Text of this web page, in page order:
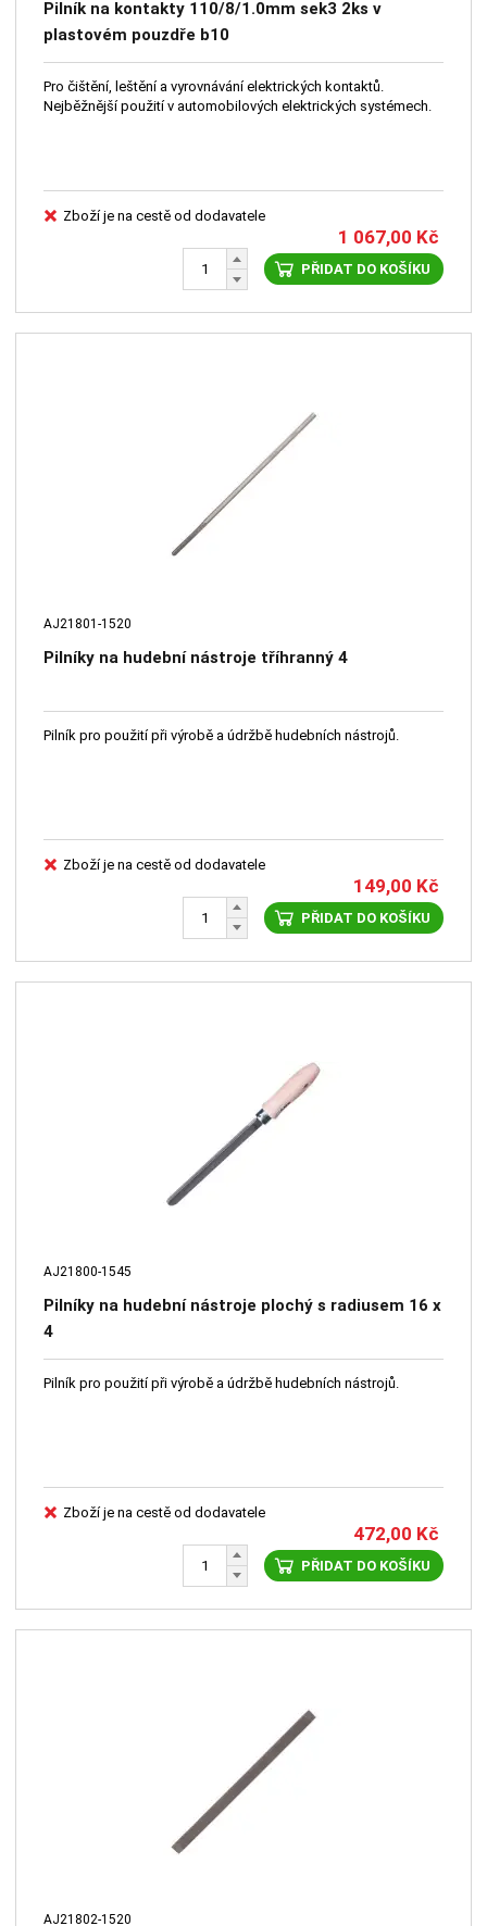
Pilník na kontakty 110/8/1.0mm sek3 2ks v
plastovém pouzdře b10
Pro čištění, leštění a vyrovnávání elektrických kontaktů.
Nejběžnější použití v automobilových elektrických systémech.
Zboží je na cestě od dodavatele
1 067,00 Kč
PŘIDAT DO KOŠÍKU
AJ21801-1520
Pilníky na hudební nástroje tříhranný 4
Pilník pro použití při výrobě a údržbě hudebních nástrojů.
Zboží je na cestě od dodavatele
149,00 Kč
PŘIDAT DO KOŠÍKU
AJ21800-1545
Pilníky na hudební nástroje plochý s radiusem 16 x
4
Pilník pro použití při výrobě a údržbě hudebních nástrojů.
Zboží je na cestě od dodavatele
472,00 Kč
PŘIDAT DO KOŠÍKU
AJ21802-1520